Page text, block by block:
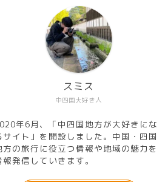
中四国大好き人
スミス
年6月、「中四国地方が大好きにな
サイト」を開設しました。中国・四国
方の旅行に役立つ情報や地域の魅力を
報発信していきます。